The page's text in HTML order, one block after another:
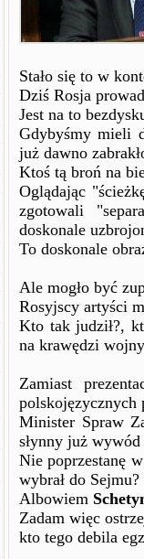
Stało się to w
Dziś Rosja
Jest na to
Gdybyśmy mieli
już dawno
Ktoś tą broń na
Oglądając
zgotowali
doskonale
To doskonale
Ale mogło być
Rosyjscy artyści
Kto tak judził?,
na krawędzi
Zamiast
polskojęzycznych
Minister Spraw
słynny już
Nie poprzestanę
wybrał do Sejmu?
Albowiem
Zadam więc
kto tego debila